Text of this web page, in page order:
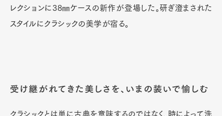
レクションに38㎜ケースの新作が登場した。研ぎ澄まされた
スタイルにクラシックの美学が宿る。
受け継がれてきた美しさを、いまの装いで愉しむ
クラシックとは単に古典を意味するのではなく、時によって洗